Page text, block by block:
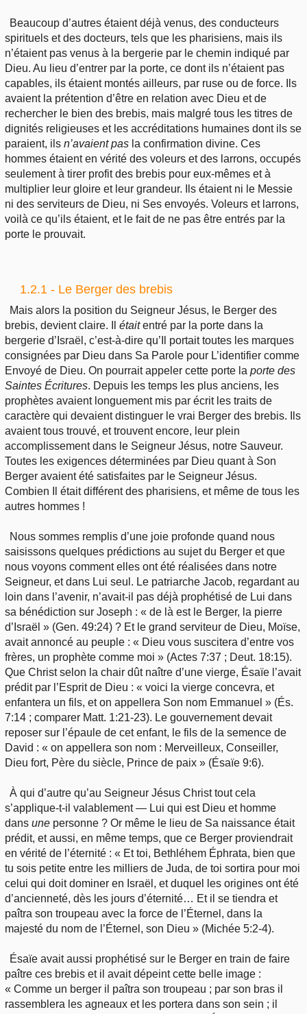
Beaucoup d’autres étaient déjà venus, des conducteurs
spirituels et des docteurs, tels que les pharisiens, mais ils
n’étaient pas venus à la bergerie par le chemin indiqué par
Dieu. Au lieu d’entrer par la porte, ce dont ils n’étaient pas
capables, ils étaient montés ailleurs, par ruse ou de force. Ils
avaient la prétention d’être en relation avec Dieu et de
rechercher le bien des brebis, mais malgré tous les titres de
dignités religieuses et les accréditations humaines dont ils se
paraient, ils n’avaient pas la confirmation divine. Ces
hommes étaient en vérité des voleurs et des larrons, occupés
seulement à tirer profit des brebis pour eux-mêmes et à
multiplier leur gloire et leur grandeur. Ils étaient ni le Messie
ni des serviteurs de Dieu, ni Ses envoyés. Voleurs et larrons,
voilà ce qu’ils étaient, et le fait de ne pas être entrés par la
porte le prouvait.
1.2.1 - Le Berger des brebis
Mais alors la position du Seigneur Jésus, le Berger des
brebis, devient claire. Il étaitentré par la porte dans la
bergerie d’Israël, c’est-à-dire qu’Il portait toutes les marques
consignées par Dieu dans Sa Parole pour L’identifier comme
Envoyé de Dieu. On pourrait appeler cette porte la porte des
Saintes Écritures. Depuis les temps les plus anciens, les
prophètes avaient longuement mis par écrit les traits de
caractère qui devaient distinguer le vrai Berger des brebis. Ils
avaient tous trouvé, et trouvent encore, leur plein
accomplissement dans le Seigneur Jésus, notre Sauveur.
Toutes les exigences déterminées par Dieu quant à Son
Berger avaient été satisfaites par le Seigneur Jésus.
Combien Il était différent des pharisiens, et même de tous les
autres hommes !
Nous sommes remplis d’une joie profonde quand nous
saisissons quelques prédictions au sujet du Berger et que
nous voyons comment elles ont été réalisées dans notre
Seigneur, et dans Lui seul. Le patriarche Jacob, regardant au
loin dans l’avenir, n’avait-il pas déjà prophétisé de Lui dans
sa bénédiction sur Joseph : « de là est le Berger, la pierre
d’Israël » (Gen. 49:24) ? Et le grand serviteur de Dieu, Moïse,
avait annoncé au peuple : « Dieu vous suscitera d’entre vos
frères, un prophète comme moi » (Actes 7:37 ; Deut. 18:15).
Que Christ selon la chair dût naître d’une vierge, Ésaïe l’avait
prédit par l’Esprit de Dieu : « voici la vierge concevra, et
enfantera un fils, et on appellera Son nom Emmanuel » (És.
7:14 ; comparer Matt. 1:21-23). Le gouvernement devait
reposer sur l’épaule de cet enfant, le fils de la semence de
David : « on appellera son nom : Merveilleux, Conseiller,
Dieu fort, Père du siècle, Prince de paix » (Ésaïe 9:6).
À qui d’autre qu’au Seigneur Jésus Christ tout cela
s’applique-t-il valablement — Lui qui est Dieu et homme
dans une personne ? Or même le lieu de Sa naissance était
prédit, et aussi, en même temps, que ce Berger proviendrait
en vérité de l’éternité : « Et toi, Bethléhem Éphrata, bien que
tu sois petite entre les milliers de Juda, de toi sortira pour moi
celui qui doit dominer en Israël, et duquel les origines ont été
d’ancienneté, dès les jours d’éternité… Et il se tiendra et
paîtra son troupeau avec la force de l’Éternel, dans la
majesté du nom de l’Éternel, son Dieu » (Michée 5:2-4).
Ésaïe avait aussi prophétisé sur le Berger en train de faire
paître ces brebis et il avait dépeint cette belle image :
« Comme un berger il paîtra son troupeau ; par son bras il
rassemblera les agneaux et les portera dans son sein ; il